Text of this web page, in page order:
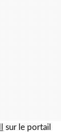
sur le portail